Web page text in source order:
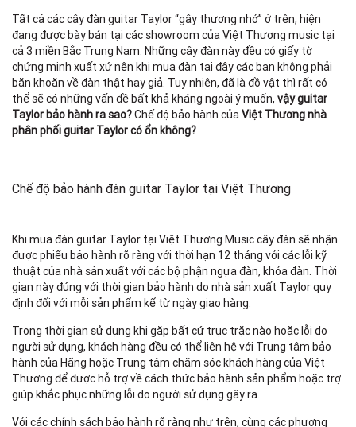
Tất cả các cây đàn guitar Taylor “gây thương nhớ” ở trên, hiện
đang được bày bán tại các showroom của Việt Thương music tại
cả 3 miền Bắc Trung Nam. Những cây đàn này đều có giấy tờ
chứng minh xuất xứ nên khi mua đàn tại đây các bạn không phải
băn khoăn về đàn thật hay giả. Tuy nhiên, đã là đồ vật thì rất có
thể sẽ có những vấn đề bất khả kháng ngoài ý muốn, vậy guitar
Taylor bảo hành ra sao?Chế độ bảo hành củaViệt Thương nhà
phân phối guitar Taylor có ổn không?
Chế độ bảo hành đàn guitar Taylor tại Việt Thương
Khi mua đàn guitar Taylor tại Việt Thương Music cây đàn sẽ nhận
được phiếu bảo hành rõ ràng với thời hạn 12 tháng với các lỗi kỹ
thuật của nhà sản xuất với các bộ phận ngựa đàn, khóa đàn. Thời
gian này đúng với thời gian bảo hành do nhà sản xuất Taylor quy
định đối với mỗi sản phẩm kể từ ngày giao hàng.
Trong thời gian sử dụng khi gặp bất cứ trục trặc nào hoặc lỗi do
người sử dụng, khách hàng đều có thể liên hệ với Trung tâm bảo
hành của Hãng hoặc Trung tâm chăm sóc khách hàng của Việt
Thương để được hỗ trợ về cách thức bảo hành sản phẩm hoặc trợ
giúp khắc phục những lỗi do người sử dụng gây ra.
Với các chính sách bảo hành rõ ràng như trên, cùng các phương